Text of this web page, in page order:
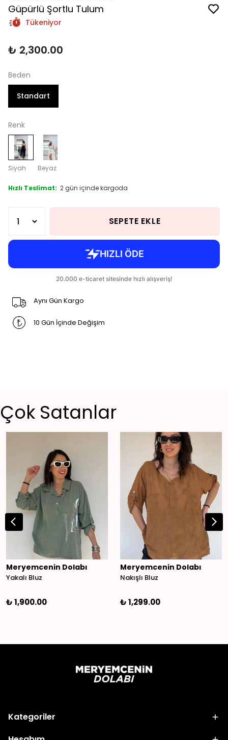
Güpürlü Şortlu Tulum
Tükeniyor
₺ 2,300.00
Beden
Standart
Renk
Siyah Beyaz
Hızlı Teslimat: 2 gün içinde kargoda
SEPETE EKLE
Aynı Gün Kargo
10 Gün İçinde Değişim
Çok Satanlar
Meryemcenin Dolabı
Yakalı Bluz
₺ 1,900.00
Meryemcenin Dolabı
Nakışlı Bluz
₺ 1,299.00
Kategoriler